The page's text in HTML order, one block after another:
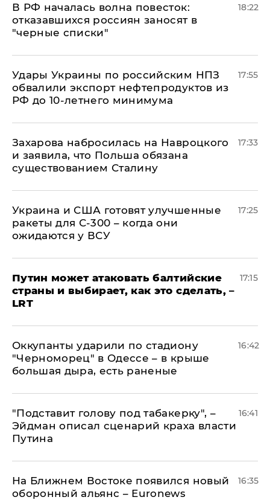
​В РФ началась волна повесток:
отказавшихся россиян заносят в
"черные списки"
18:22
Удары Украины по российским НПЗ
обвалили экспорт нефтепродуктов из
РФ до 10-летнего минимума
17:55
​Захарова набросилась на Навроцкого
и заявила, что Польша обязана
существованием Сталину
17:33
Украина и США готовят улучшенные
ракеты для С-300 – когда они
ожидаются у ВСУ
17:25
Путин может атаковать балтийские
страны и выбирает, как это сделать, –
LRT
17:15
Оккупанты ударили по стадиону
"Черноморец" в Одессе – в крыше
большая дыра, есть раненые
16:42
​"Подставит голову под табакерку", –
Эйдман описал сценарий краха власти
Путина
16:41
На Ближнем Востоке появился новый
оборонный альянс – Euronews
16:35